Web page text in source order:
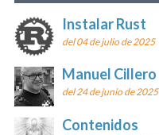
Instalar Rust
del 04 de julio de 2025
Manuel Cillero
del 24 de junio de 2025
Contenidos